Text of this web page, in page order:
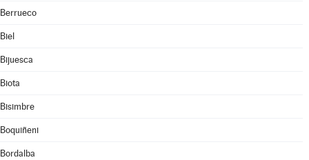
Berrueco
Biel
Bijuesca
Biota
Bisimbre
Boquiñeni
Bordalba